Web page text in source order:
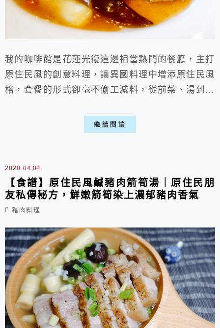
我的咖啡館是花蓮光復這邊相當熱門的餐廳，主打
原住民風的創意料理，讓異國料理中增添原住民風
格，套餐的形式卻毫不偷工減料，從前菜、湯到主
環境: ▶外部: ▽外觀上就能看出用心，充滿手
做的風格。 ▶內部: ▽裡面的座位並不多，大約
不能訂位。 ▽店內充滿著原住民風格，很多手工
藝品與裝飾。 二、MEN...
繼續閱讀
2020.04.04
【食譜】原住民風鹹豬肉箭筍湯｜原住民朋
友私傳秘方，鮮嫩箭筍染上濃郁豬肉香氣
豬肉料理